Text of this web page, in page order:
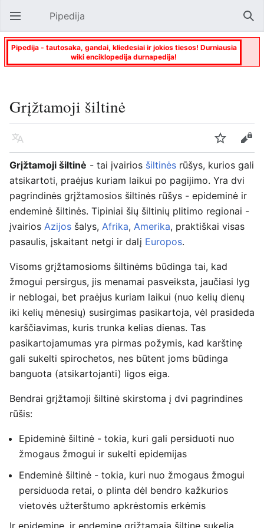
Atverti pagrindinį meniu Pipedija
Pipedija - tautosaka, gandai, kliedesiai ir jokios tiesos! Durniausia
wiki enciklopedija durnapedija!
Grįžtamoji šiltinė
Kalba Stebėti
Keisti
Grįžtamoji šiltinė - tai įvairios šiltinės rūšys, kurios gali
atsikartoti, praėjus kuriam laikui po pagijimo. Yra dvi
pagrindinės grįžtamosios šiltinės rūšys - epideminė ir
endeminė šiltinės. Tipiniai šių šiltinių plitimo regionai -
įvairios Azijos šalys, Afrika, Amerika, praktiškai visas
pasaulis, įskaitant netgi ir dalį Europos.
Visoms grįžtamosioms šiltinėms būdinga tai, kad
žmogui persirgus, jis menamai pasveiksta, jaučiasi lyg
ir neblogai, bet praėjus kuriam laikui (nuo kelių dienų
iki kelių mėnesių) susirgimas pasikartoja, vėl prasideda
karščiavimas, kuris trunka kelias dienas. Tas
pasikartojamumas yra pirmas požymis, kad karštinę
gali sukelti spirochetos, nes būtent joms būdinga
banguota (atsikartojanti) ligos eiga.
Bendrai grįžtamoji šiltinė skirstoma į dvi pagrindines
rūšis:
Epideminė šiltinė - tokia, kuri gali persiduoti nuo
žmogaus žmogui ir sukelti epidemijas
Endeminė šiltinė - tokia, kuri nuo žmogaus žmogui
persiduoda retai, o plinta dėl bendro kažkurios
vietovės užterštumo apkrėstomis erkėmis
Ir epideminę, ir endeminę grįžtamąją šiltinę sukelia